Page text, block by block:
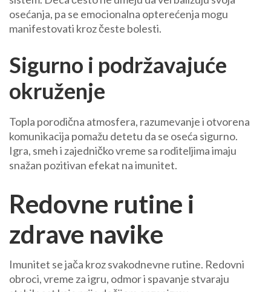
osećanja, pa se emocionalna opterećenja mogu
manifestovati kroz česte bolesti.
Sigurno i podržavajuće
okruženje
Topla porodična atmosfera, razumevanje i otvorena
komunikacija pomažu detetu da se oseća sigurno.
Igra, smeh i zajedničko vreme sa roditeljima imaju
snažan pozitivan efekat na imunitet.
Redovne rutine i
zdrave navike
Imunitet se jača kroz svakodnevne rutine. Redovni
obroci, vreme za igru, odmor i spavanje stvaraju